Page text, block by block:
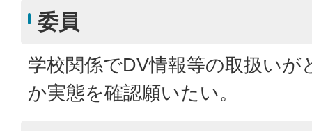
委員
学校関係でDV情報等の取扱いが
か実態を確認願いたい。